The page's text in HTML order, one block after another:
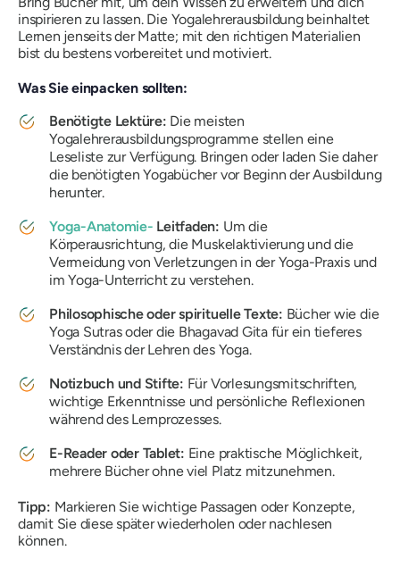
inspirieren zu lassen. Die Yogalehrerausbildung beinhaltet
Lernen jenseits der Matte; mit den richtigen Materialien
bist du bestens vorbereitet und motiviert.
Was Sie einpacken sollten:
Benötigte Lektüre: Die meisten
Yogalehrerausbildungsprogramme stellen eine
Leseliste zur Verfügung. Bringen oder laden Sie daher
die benötigten Yogabücher vor Beginn der Ausbildung
herunter.
Yoga-Anatomie- Leitfaden: Um die
Körperausrichtung, die Muskelaktivierung und die
Vermeidung von Verletzungen in der Yoga-Praxis und
im Yoga-Unterricht zu verstehen.
Philosophische oder spirituelle Texte: Bücher wie die
Yoga Sutras oder die Bhagavad Gita für ein tieferes
Verständnis der Lehren des Yoga.
Notizbuch und Stifte: Für Vorlesungsmitschriften,
wichtige Erkenntnisse und persönliche Reflexionen
während des Lernprozesses.
E-Reader oder Tablet: Eine praktische Möglichkeit,
mehrere Bücher ohne viel Platz mitzunehmen.
Tipp: Markieren Sie wichtige Passagen oder Konzepte,
damit Sie diese später wiederholen oder nachlesen
können.